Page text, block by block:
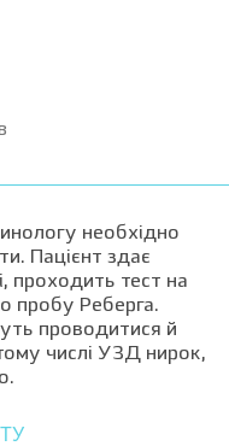
необхідно
Пацієнт здає
проходить тест на
пробу Реберга.
проводитися й
числі УЗД нирок,